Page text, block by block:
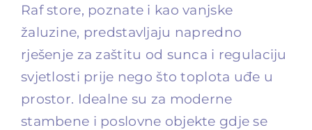
Raf store, poznate i kao vanjske
žaluzine, predstavljaju napredno
rješenje za zaštitu od sunca i regulaciju
svjetlosti prije nego što toplota uđe u
prostor. Idealne su za moderne
stambene i poslovne objekte gdje se